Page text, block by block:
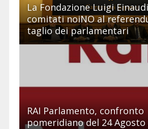
La Fondazione Luigi
comitati noiNO al
taglio dei parlamentari
RAI Parlamento, confronto
pomeridiano del 24 Agosto